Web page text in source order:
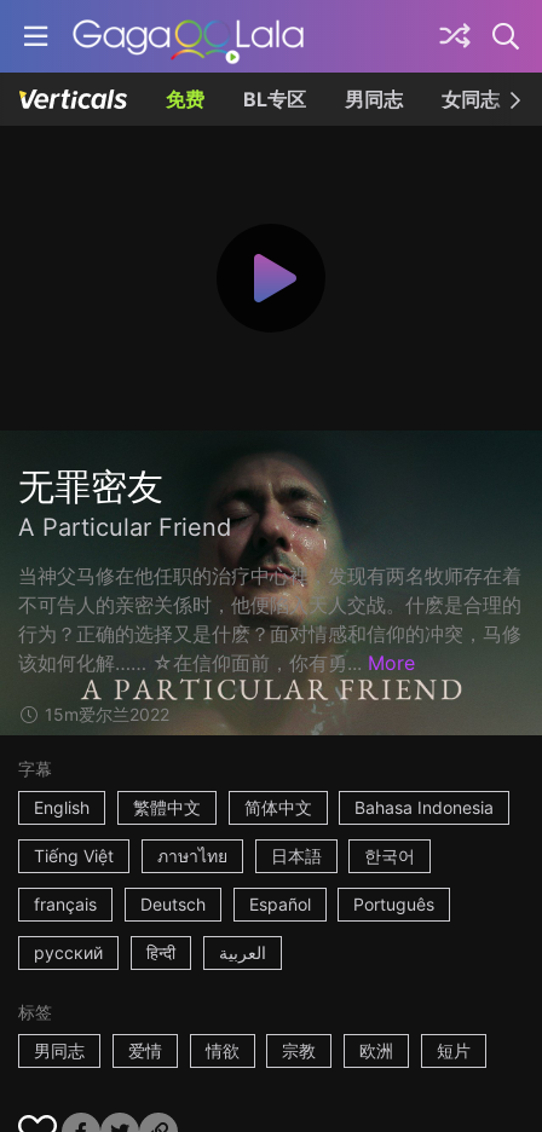
免费 BL专区 男同志 女同志
无罪密友
A Particular Friend
当神父马修在他任职的治疗中心裡，发现有两名牧师存在着
不可告人的亲密关係时，他便陷入天人交战。什麽是合理的
行为？正确的选择又是什麽？面对情感和信仰的冲突，马修
该如何化解…… ☆在信仰面前，你有勇... More
15m爱尔兰2022
字幕
English
繁體中文 简体中文 Bahasa Indonesia
Tiếng Việt ภาษาไทย 日本語 한국어
français Deutsch Español Português
русский हिन्दी العربية
标签
男同志
爱情 情欲 宗教 欧洲 短片